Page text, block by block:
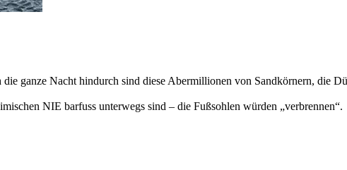
ganze Nacht hindurch sind diese Abermillionen von Sandkörnern, die
NIE barfuss unterwegs sind – die Fußsohlen würden „verbrennen“.